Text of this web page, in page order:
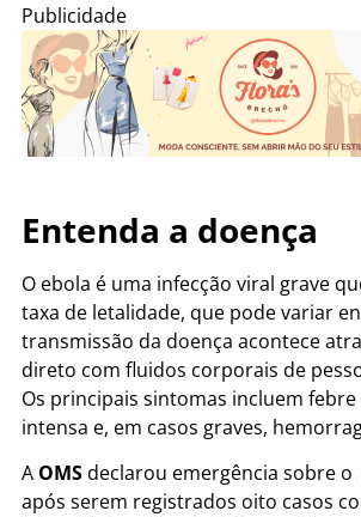
Publicidade
Entenda a doença
O ebola é uma infecção viral grave
taxa de letalidade, que pode variar
transmissão da doença acontece
direto com fluidos corporais de
Os principais sintomas incluem
intensa e, em casos graves,
A OMSdeclarou emergência sobre
após serem registrados oito casos